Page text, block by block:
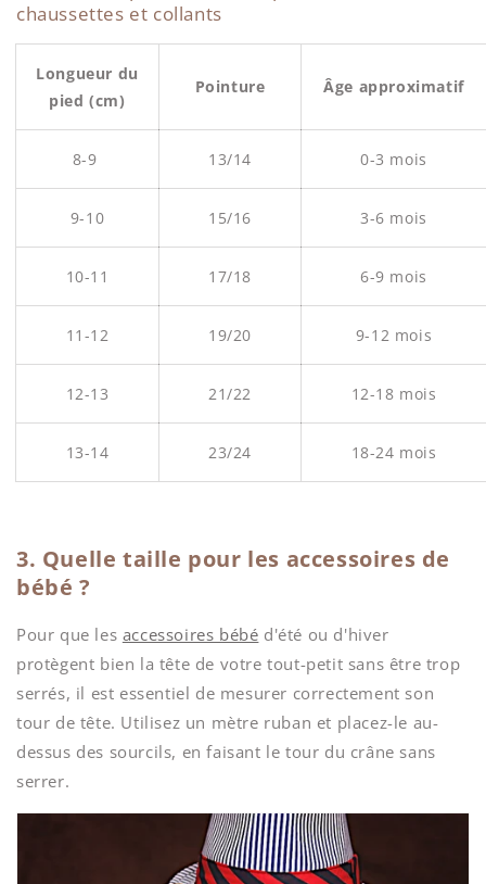
chaussettes et collants
Longueur du
pied (cm)
Pointure Âge approximatif
8-9 13/14 0-3 mois
9-10 15/16 3-6 mois
10-11 17/18 6-9 mois
11-12 19/20 9-12 mois
12-13 21/22 12-18 mois
13-14 23/24 18-24 mois
3. Quelle taille pour les accessoires de
bébé ?
Pour que les accessoires bébé d'été ou d'hiver
protègent bien la tête de votre tout-petit sans être trop
serrés, il est essentiel de mesurer correctement son
tour de tête. Utilisez un mètre ruban et placez-le au-
dessus des sourcils, en faisant le tour du crâne sans
serrer.